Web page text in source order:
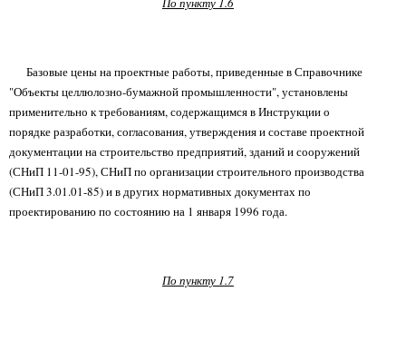
Базовые цены на проектные работы, приведенные в Справочнике
"Объекты целлюлозно-бумажной промышленности", установлены
применительно к требованиям, содержащимся в Инструкции о
порядке разработки, согласования, утверждения и составе проектной
документации на строительство предприятий, зданий и сооружений
(СНиП 11-01-95), СНиП по организации строительного производства
(СНиП 3.01.01-85) и в других нормативных документах по
проектированию по состоянию на 1 января 1996 года.
По пункту 1.7